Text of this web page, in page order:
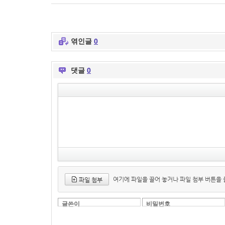
엮인글 0
댓글 0
파일 첨부 여기에 파일을 끌어 놓거나 파일 첨부 버튼을
글쓴이 비밀번호